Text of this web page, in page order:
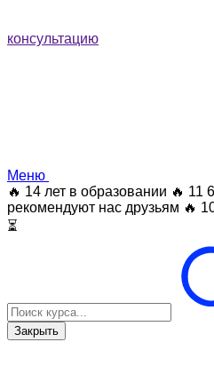
консультацию
Меню
🔥 14 лет в образовании 🔥 11
рекомендуют нас друзьям 🔥
⏳
Закрыть